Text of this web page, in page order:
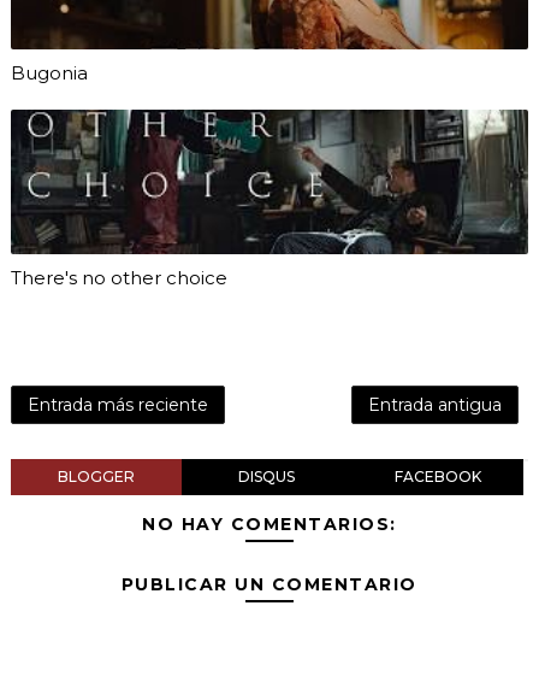
Bugonia
There's no other choice
Entrada más reciente Entrada antigua
BLOGGER DISQUS FACEBOOK
NO HAY COMENTARIOS:
PUBLICAR UN COMENTARIO